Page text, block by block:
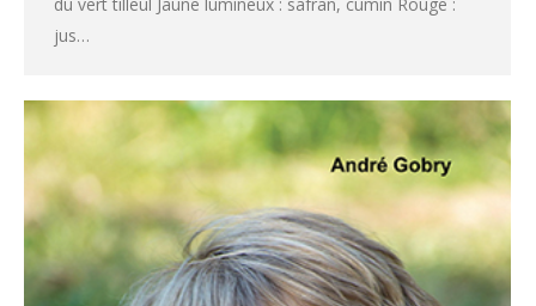
du vert tilleul Jaune lumineux : safran, cumin Rouge :
jus…